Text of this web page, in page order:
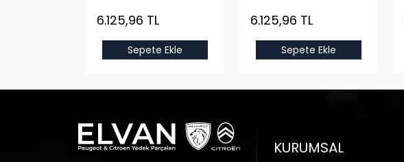
6.125,96 TL
Sepete Ekle
6.125,96 TL
Sepete Ekle
KURUMSAL